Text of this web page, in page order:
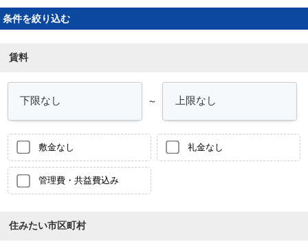
条件を絞り込む
賃料
～
敷金なし 礼金なし
管理費・共益費込み
住みたい市区町村